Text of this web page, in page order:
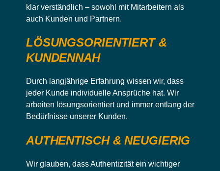
ALEXANDER WEBEL
Head of Compact Transformer Station
klar verständlich – sowohl mit Mitarbeitern als
auch Kunden und Partnern.
LÖSUNGSORIENTIERT &
KUNDENNAH
Durch langjährige Erfahrung wissen wir, dass
jeder Kunde individuelle Ansprüche hat. Wir
arbeiten lösungsorientiert und immer entlang der
Bedürfnisse unserer Kunden.
AUTHENTISCH & NEUGIERIG
Wir glauben, dass Authentizität ein wichtiger